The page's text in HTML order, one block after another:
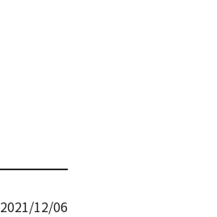
2021/12/06